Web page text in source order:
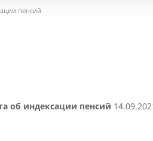
пенсий
об индексации пенсий